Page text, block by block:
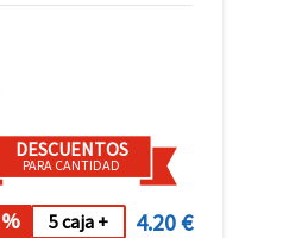
DESCUENTOS
PARA CANTIDAD
% 5 caja + 4.20 €